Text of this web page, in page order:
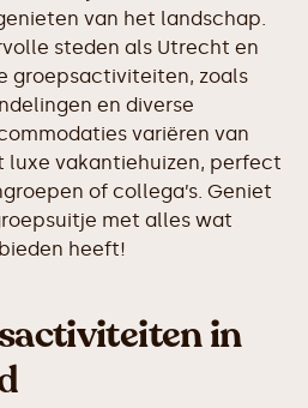
van het landschap.
steden als Utrecht en
groepsactiviteiten, zoals
en diverse
variëren van
luxe vakantiehuizen, perfect
of collega’s. Geniet
met alles wat
heeft!
in